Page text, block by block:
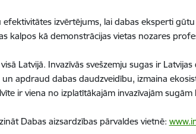
izvērtējums, lai dabas eksperti
kalpos kā demonstrācijas vietas nozares
Latvijā. Invazīvās svešzemju sugas ir
apdraud dabas daudzveidību, izmaina
ir viena no izplatītākajām invazīvajām
Dabas aizsardzības pārvaldes vietnē: